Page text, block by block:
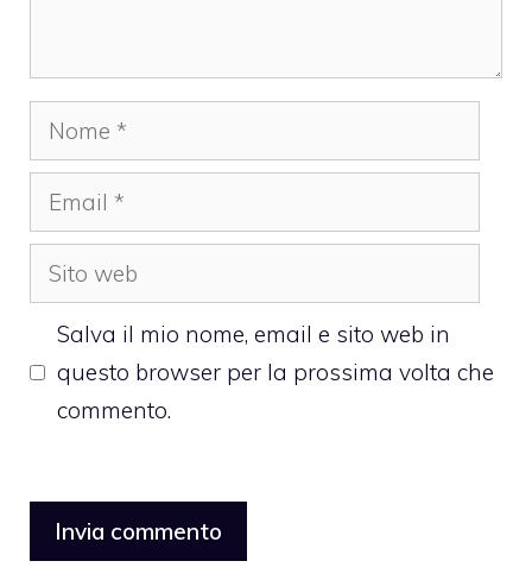
Nome
Email
Sito
web
Salva il mio nome, email e sito web in
questo browser per la prossima volta che
commento.